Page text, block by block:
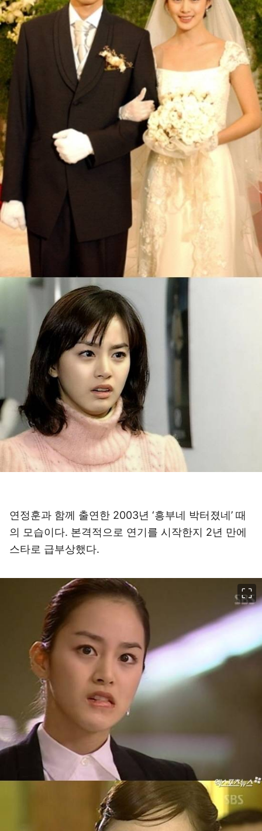
연정훈과 함께 출연한 2003년 ‘흥부네 박터졌네’ 때
의 모습이다. 본격적으로 연기를 시작한지 2년 만에
스타로 급부상했다.